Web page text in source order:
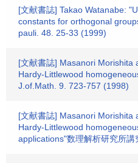
[文献書誌] Takao Watanabe:
constants for orthogonal
pauli. 48. 25-33 (1999)
[文献書誌] Masanori Morishita
Hardy-Littlewood
J.of.Math. 9. 723-757 (1998)
[文献書誌] Masanori Morishita
Hardy-Littlewood
applications"数理解析研究所